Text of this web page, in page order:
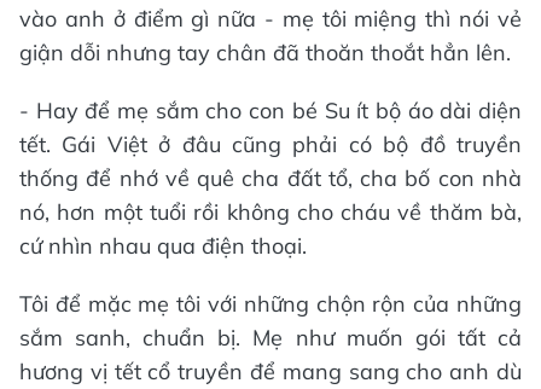
vào anh ở điểm gì nữa - mẹ tôi miệng thì nói vẻ
giận dỗi nhưng tay chân đã thoăn thoắt hẳn lên.
- Hay để mẹ sắm cho con bé Su ít bộ áo dài diện
tết. Gái Việt ở đâu cũng phải có bộ đồ truyền
thống để nhớ về quê cha đất tổ, cha bố con nhà
nó, hơn một tuổi rồi không cho cháu về thăm bà,
cứ nhìn nhau qua điện thoại.
Tôi để mặc mẹ tôi với những chộn rộn của những
sắm sanh, chuẩn bị. Mẹ như muốn gói tất cả
hương vị tết cổ truyền để mang sang cho anh dù